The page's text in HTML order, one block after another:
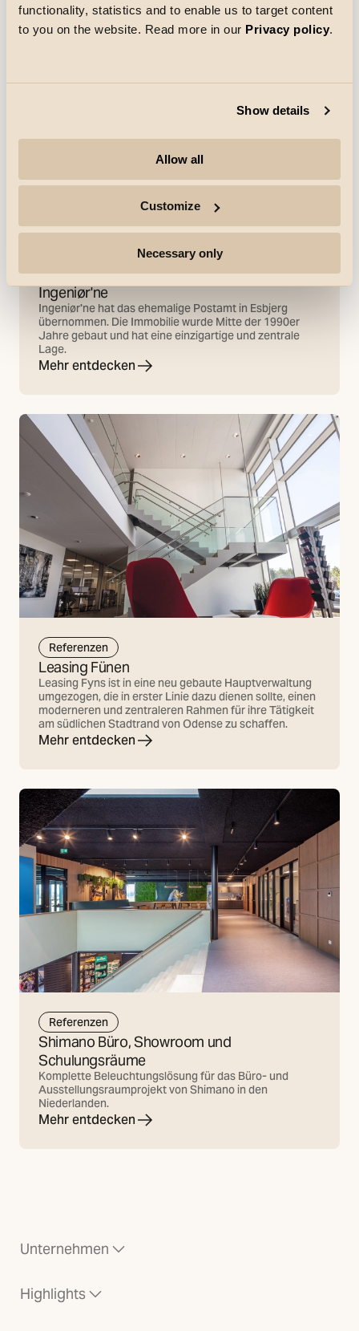
functionality, statistics and to enable us to target content
to you on the website. Read more in our Privacy policy.
Show details
Allow all
Customize
Necessary only
Referenzen
Ingeniør'ne
Ingeniør'ne hat das ehemalige Postamt in Esbjerg
übernommen. Die Immobilie wurde Mitte der 1990er
Jahre gebaut und hat eine einzigartige und zentrale
Lage.
Mehr entdecken
Referenzen
Leasing Fünen
Leasing Fyns ist in eine neu gebaute Hauptverwaltung
umgezogen, die in erster Linie dazu dienen sollte, einen
moderneren und zentraleren Rahmen für ihre Tätigkeit
am südlichen Stadtrand von Odense zu schaffen.
Mehr entdecken
Referenzen
Shimano Büro, Showroom und
Schulungsräume
Komplette Beleuchtungslösung für das Büro- und
Ausstellungsraumprojekt von Shimano in den
Niederlanden.
Mehr entdecken
Unternehmen
Highlights